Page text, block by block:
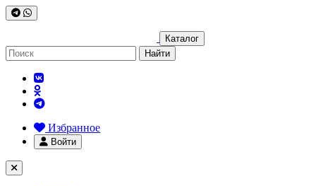
Каталог
Найти
Избранное
Войти